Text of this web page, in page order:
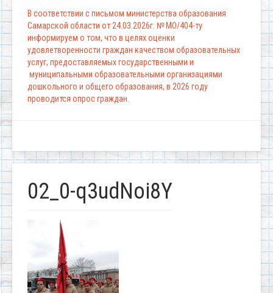
В соответствии с письмом министерства образования
Самарской области от 24.03.2026г. № МО/404-ту
информируем о том, что в целях оценки
удовлетворенности граждан качеством образовательных
услуг, предоставляемых государственными и
муниципальными образовательными организациями
дошкольного и общего образования, в 2026 году
проводится опрос граждан.
02_0-q3udNoi8Y